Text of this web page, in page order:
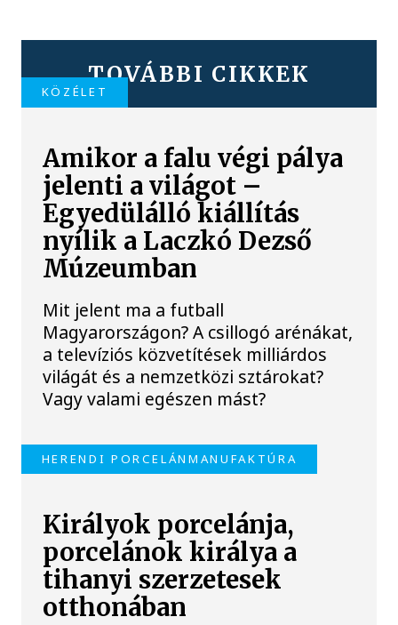
TOVÁBBI CIKKEK
KÖZÉLET
Amikor a falu végi pálya
jelenti a világot –
Egyedülálló kiállítás
nyílik a Laczkó Dezső
Múzeumban
Mit jelent ma a futball
Magyarországon? A csillogó arénákat,
a televíziós közvetítések milliárdos
világát és a nemzetközi sztárokat?
Vagy valami egészen mást?
HERENDI PORCELÁNMANUFAKTÚRA
Királyok porcelánja,
porcelánok királya a
tihanyi szerzetesek
otthonában